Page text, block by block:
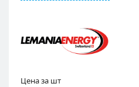
Цена за шт